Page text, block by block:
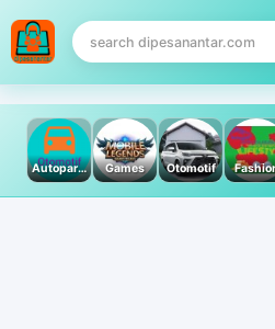
Autoparts Games Otomotif